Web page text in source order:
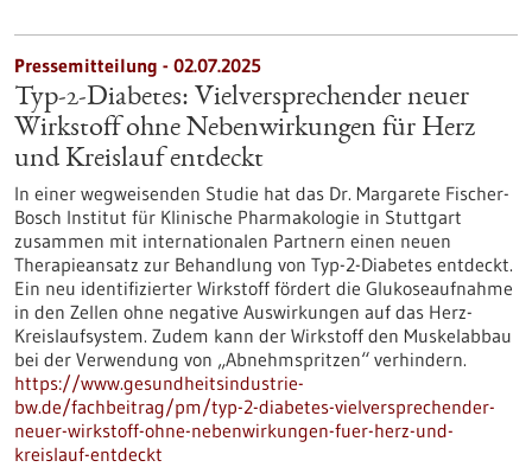
Pressemitteilung - 02.07.2025
Typ-2-Diabetes: Vielversprechender neuer
Wirkstoff ohne Nebenwirkungen für Herz
und Kreislauf entdeckt
In einer wegweisenden Studie hat das Dr. Margarete Fischer-
Bosch Institut für Klinische Pharmakologie in Stuttgart
zusammen mit internationalen Partnern einen neuen
Therapieansatz zur Behandlung von Typ-2-Diabetes entdeckt.
Ein neu identifizierter Wirkstoff fördert die Glukoseaufnahme
in den Zellen ohne negative Auswirkungen auf das Herz-
Kreislaufsystem. Zudem kann der Wirkstoff den Muskelabbau
bei der Verwendung von „Abnehmspritzen“ verhindern.
https://www.gesundheitsindustrie-
bw.de/fachbeitrag/pm/typ-2-diabetes-vielversprechender-
neuer-wirkstoff-ohne-nebenwirkungen-fuer-herz-und-
kreislauf-entdeckt